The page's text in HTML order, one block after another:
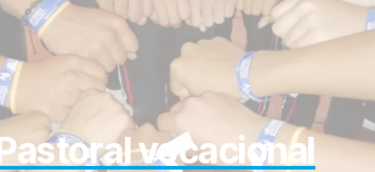
vocacional